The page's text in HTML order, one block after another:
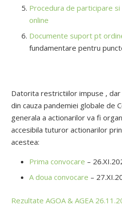
Procedura de participare
online
Documente suport pt
fundamentare pentru
Datorita restrictiilor impuse ,
din cauza pandemiei globale de
generala a actionarilor va fi
accesibila tuturor actionarilor
acestea:
Prima convocare –
A doua convocare –
Rezultate AGOA & AGEA